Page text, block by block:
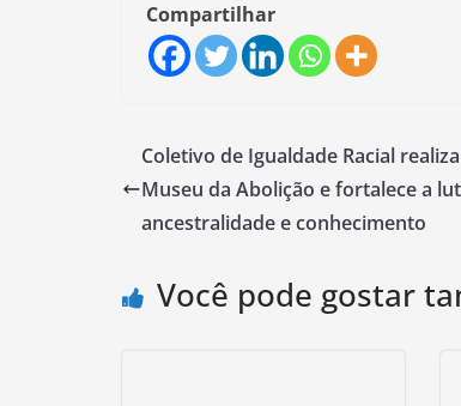
Compartilhar
Coletivo de Igualdade Racial
Museu da Abolição e fortalece a
ancestralidade e conhecimento
Você pode gostar